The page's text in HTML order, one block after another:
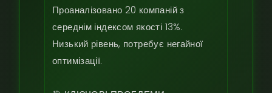
Проаналізовано 20 компаній з
середнім індексом якості 13%.
Низький рівень, потребує негайної
оптимізації.